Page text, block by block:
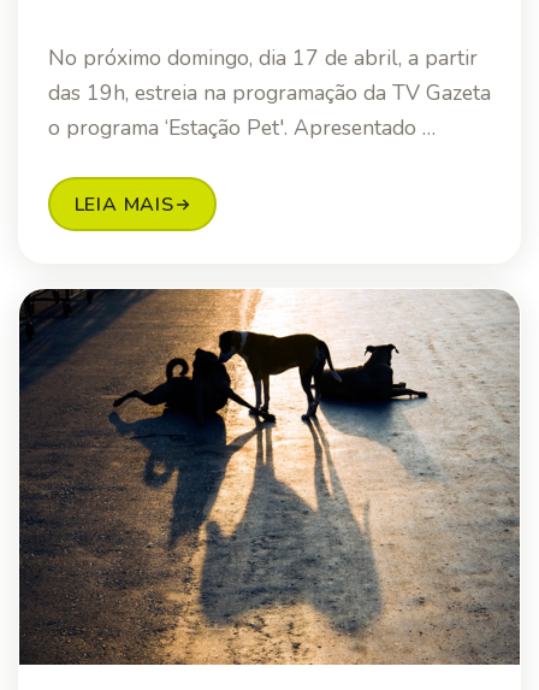
No próximo domingo, dia 17 de abril, a partir
das 19h, estreia na programação da TV Gazeta
o programa ‘Estação Pet'. Apresentado …
LEIA MAIS